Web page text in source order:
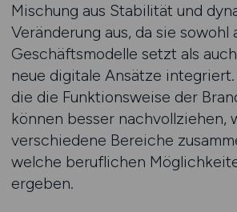
Mischung aus Stabilität und
Veränderung aus, da sie
Geschäftsmodelle setzt als
neue digitale Ansätze
die die Funktionsweise der
können besser nachvollziehen,
verschiedene Bereiche
welche beruflichen
ergeben.